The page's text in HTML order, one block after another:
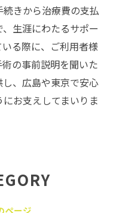
きから治療費の支払
生涯にわたるサポー
る際に、ご利用者様
の事前説明を聞いた
、広島や東京で安心
お支えしてまいりま
ページ